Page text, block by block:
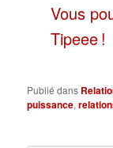
Vous
Tipeee !
Publié dans
puissance,